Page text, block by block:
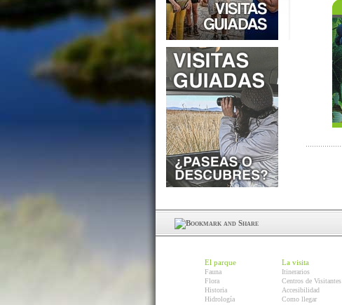
El parque
Fauna
Flora
Historia
Hidrología
La visita
Itinerarios
Centros de Visitantes
Accesibilidad
Como llegar